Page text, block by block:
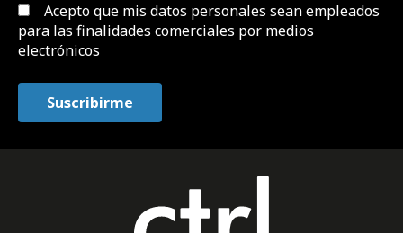
Acepto que mis datos personales sean empleados
para las finalidades comerciales por medios
electrónicos